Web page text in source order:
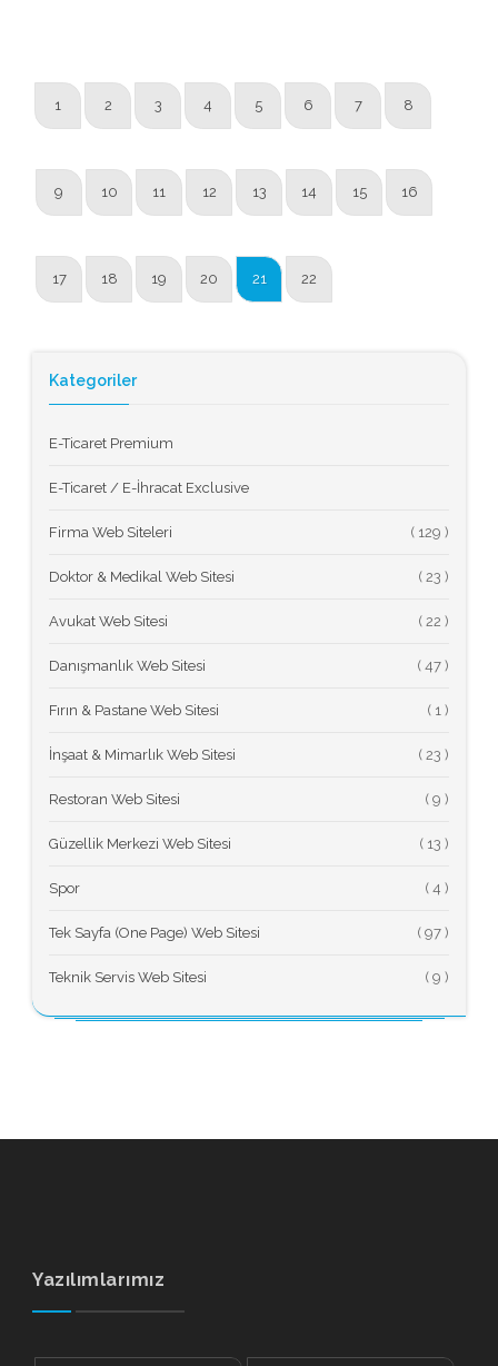
1 2 3 4 5 6 7 8
9 10 11 12 13 14 15 16
17 18 19 20 21 22
Kategoriler
E-Ticaret Premium
E-Ticaret / E-İhracat Exclusive
Firma Web Siteleri (
Doktor & Medikal Web Sitesi (
Avukat Web Sitesi (
Danışmanlık Web Sitesi (
Fırın & Pastane Web Sitesi (
İnşaat & Mimarlık Web Sitesi (
Restoran Web Sitesi (
Güzellik Merkezi Web Sitesi (
Spor (
Tek Sayfa (One Page) Web Sitesi (
Teknik Servis Web Sitesi (
Yazılımlarımız